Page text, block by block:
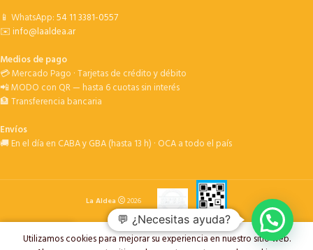
📱 WhatsApp:54 11 3381-0557
✉️info@laaldea.ar
Medios de pago
💳 Mercado Pago · Tarjetas de crédito y débito
📲 MODO con QR — hasta 6 cuotas sin interés
🏦 Transferencia bancaria
Envíos
🚚 En el día en CABA y GBA (hasta 13 h) · OCA a todo el país
La Aldea 2026
Utilizamos cookies para mejorar su experiencia en nuestro sitio web.
💬 ¿Necesitas ayuda?